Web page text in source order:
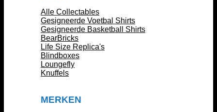
Alle Collectables
Gesigneerde Voetbal Shirts
Gesigneerde Basketball Shirts
BearBricks
Life Size Replica's
Blindboxes
Loungefly
Knuffels
MERKEN